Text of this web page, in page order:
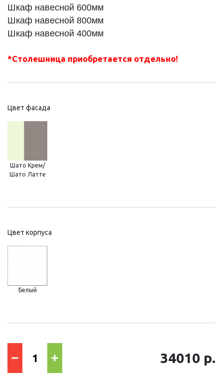
Шкаф навесной 600мм
Шкаф навесной 800мм
Шкаф навесной 400мм
*Столешница приобретается отдельно!
Цвет фасада
Шато Крем/
Шато Латте
Цвет корпуса
Белый
34010 р.